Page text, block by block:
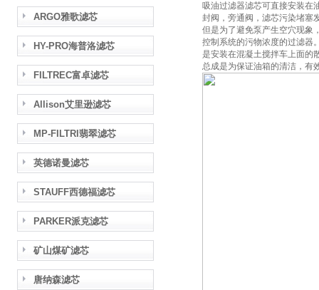
ARGO雅歌滤芯
HY-PRO海普洛滤芯
FILTREC富卓滤芯
Allison艾里逊滤芯
MP-FILTRI翡翠滤芯
英德诺曼滤芯
STAUFF西德福滤芯
PARKER派克滤芯
矿山煤矿滤芯
唐纳森滤芯
吸油过滤器滤芯可直接安装在
封阀，旁通阀，滤芯污染堵塞
但是为了避免泵产生空穴现象
控制系统的污物浓度的过滤器
是安装在混凝土搅拌车上面的
总成是为保证油箱的清洁，有